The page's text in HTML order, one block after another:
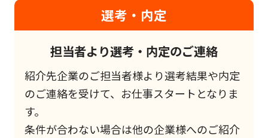
選考・内定
担当者より選考・内定のご連絡
紹介先企業のご担当者様より選考結果や内定
のご連絡を受けて、お仕事スタートとなりま
す。
条件が合わない場合は他の企業様へのご紹介